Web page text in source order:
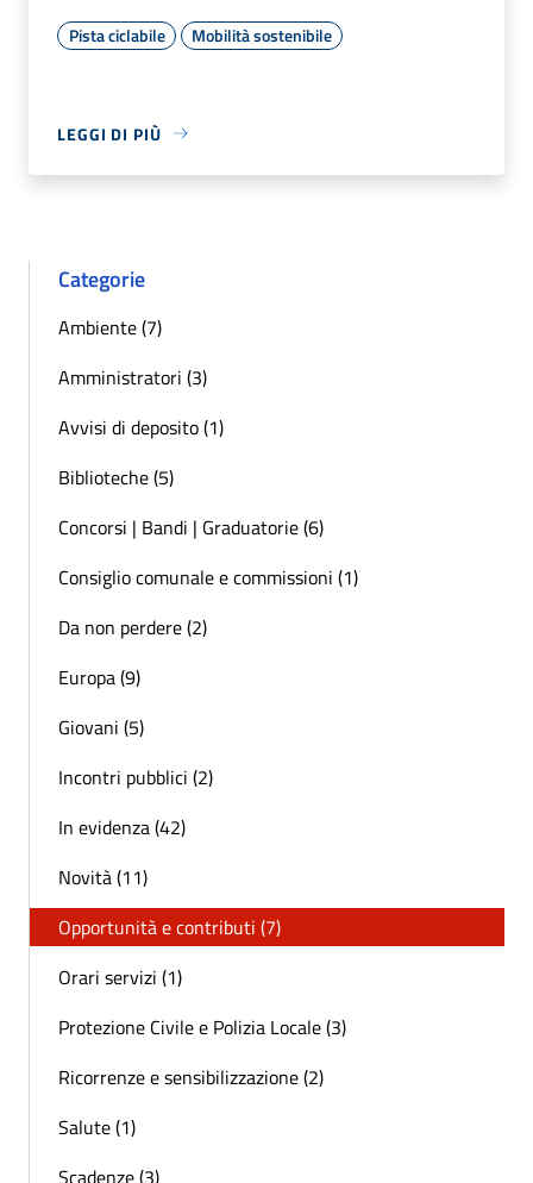
Pista ciclabile Mobilità sostenibile
LEGGI DI PIÙ
Categorie
Ambiente (7)
Amministratori (3)
Avvisi di deposito (1)
Biblioteche (5)
Concorsi | Bandi | Graduatorie (6)
Consiglio comunale e commissioni (1)
Da non perdere (2)
Europa (9)
Giovani (5)
Incontri pubblici (2)
In evidenza (42)
Novità (11)
Opportunità e contributi (7)
Orari servizi (1)
Protezione Civile e Polizia Locale (3)
Ricorrenze e sensibilizzazione (2)
Salute (1)
Scadenze (3)